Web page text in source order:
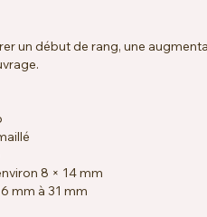
un début de rang, une
8 × 14 mm
mm à 31 mm